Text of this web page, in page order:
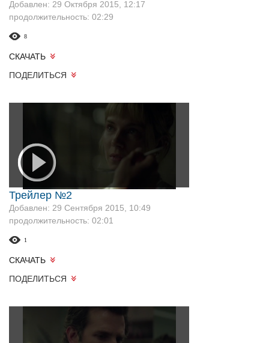
Добавлен: 29 Октября 2015, 12:17
продолжительность: 02:29
8
СКАЧАТЬ
ПОДЕЛИТЬСЯ
Трейлер №2
Добавлен: 29 Сентября 2015, 10:49
продолжительность: 02:01
1
СКАЧАТЬ
ПОДЕЛИТЬСЯ